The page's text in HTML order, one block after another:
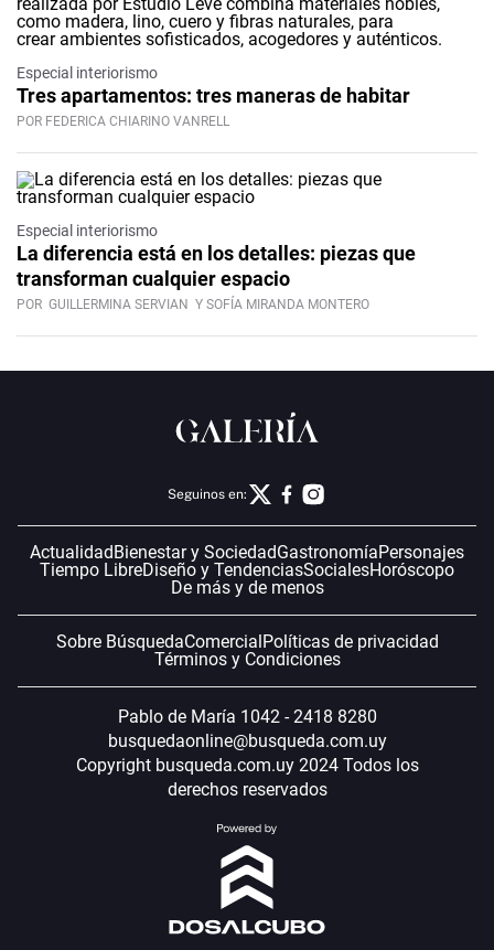
Especial interiorismo
Tres apartamentos: tres maneras de habitar
POR FEDERICA CHIARINO VANRELL
Especial interiorismo
La diferencia está en los detalles: piezas que
transforman cualquier espacio
POR GUILLERMINA SERVIAN Y SOFÍA MIRANDA MONTERO
Seguinos en:
Actualidad Bienestar y SociedadGastronomíaPersonajes
Tiempo LibreDiseño y TendenciasSocialesHoróscopo
De más y de menos
Sobre BúsquedaComercial Políticas de privacidad
Términos y Condiciones
Pablo de María 1042 - 2418 8280
busquedaonline@busqueda.com.uy
Copyright busqueda.com.uy 2024 Todos los
derechos reservados